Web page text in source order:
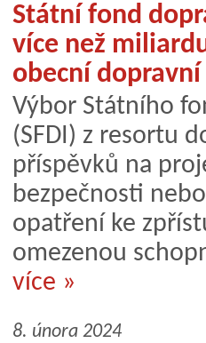
Státní fond
více než
obecní
Výbor Státního
(SFDI) z resortu
příspěvků na
bezpečnosti
opatření ke
omezenou
více »
8. února 2024